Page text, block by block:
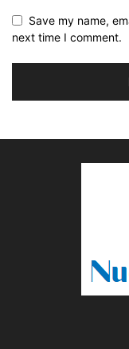
Save my name,
next time I comment.